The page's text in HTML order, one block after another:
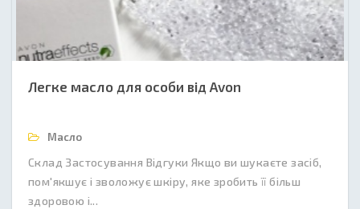
Легке масло для особи від Avon
Масло
Склад Застосування Відгуки Якщо ви шукаєте засіб,
пом'якшує і зволожує шкіру, яке зробить її більш
здоровою і...